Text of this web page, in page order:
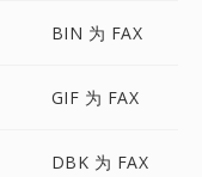
BIN 为 FAX
GIF 为 FAX
DBK 为 FAX